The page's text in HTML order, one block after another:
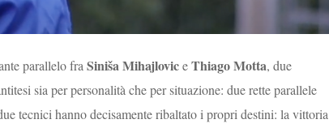
parallelo fra Siniša MihajloviceThiago Motta, due
sia per personalità che per situazione: due rette parallele
tecnici hanno decisamente ribaltato i propri destini: la vittoria